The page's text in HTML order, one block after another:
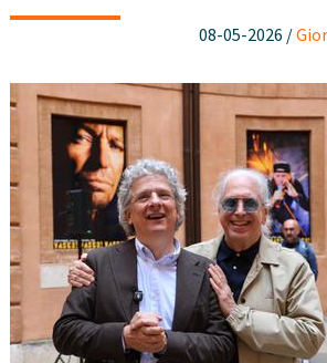
08-05-2026 /